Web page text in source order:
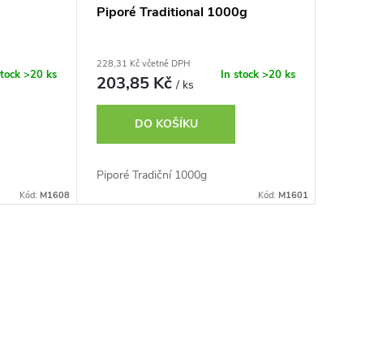
>20 ks
Kód: M1608
Piporé Traditional 1000g
228,31 Kč včetně DPH
203,85 Kč/ ks
In stock >20 ks
DO KOŠÍKU
Piporé Tradiční 1000g
Kód: M1601